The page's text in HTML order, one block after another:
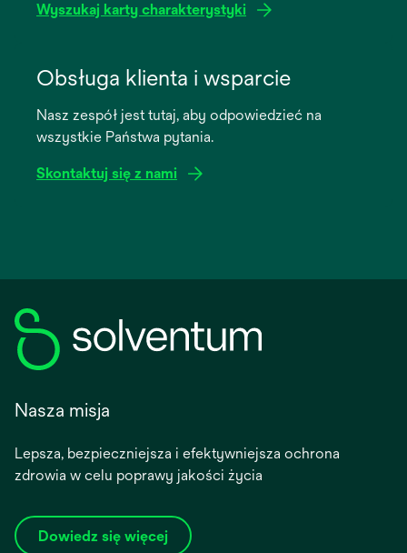
Wyszukaj karty charakterystyki
new
Obsługa klienta i wsparcie
Nasz zespół jest tutaj, aby odpowiedzieć na
wszystkie Państwa pytania.
Skontaktuj się z nami
Nasza misja
Lepsza, bezpieczniejsza i efektywniejsza ochrona
zdrowia w celu poprawy jakości życia
Dowiedz się więcej